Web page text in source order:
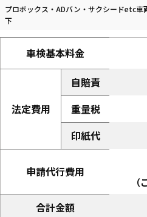
プロボックス・ADバン・サクシードetc
下
車検基本料金
法定費用
自賠責
重量税
印紙代
申請代行費用
合計金額